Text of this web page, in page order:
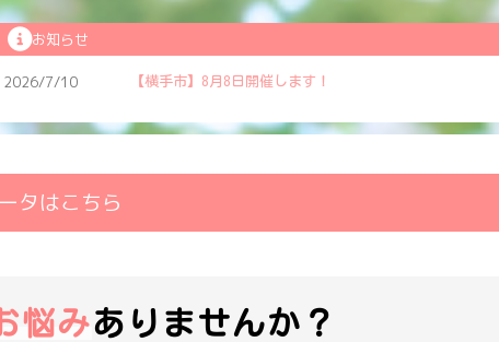
お知らせ
2026/7/3 【大仙市・仙北市・美郷町】大仙市会場にて8月2日開催！
タはこちら
悩みありませんか？